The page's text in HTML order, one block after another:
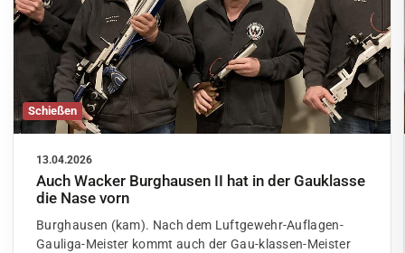
Schießen
13.04.2026
Auch Wacker Burghausen II hat in der Gauklasse
die Nase vorn
Burghausen (kam). Nach dem Luftgewehr-Auflagen-
Gauliga-Meister kommt auch der Gau-klassen-Meister